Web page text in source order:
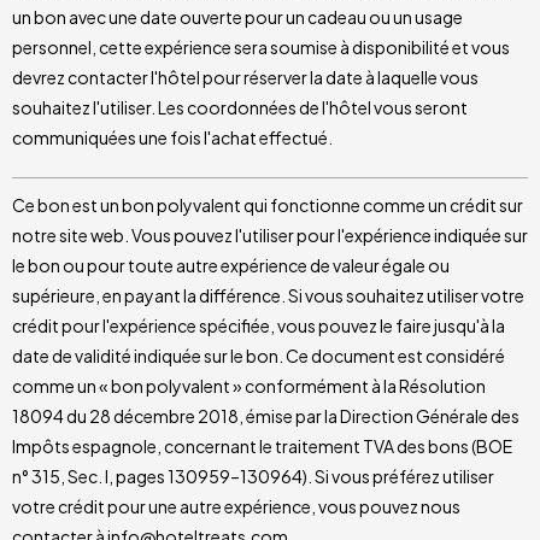
un bon avec une date ouverte pour un cadeau ou un usage
personnel, cette expérience sera soumise à disponibilité et vous
devrez contacter l'hôtel pour réserver la date à laquelle vous
souhaitez l'utiliser. Les coordonnées de l'hôtel vous seront
communiquées une fois l'achat effectué.
Ce bon est un bon polyvalent qui fonctionne comme un crédit sur
notre site web. Vous pouvez l'utiliser pour l'expérience indiquée sur
le bon ou pour toute autre expérience de valeur égale ou
supérieure, en payant la différence. Si vous souhaitez utiliser votre
crédit pour l'expérience spécifiée, vous pouvez le faire jusqu'à la
date de validité indiquée sur le bon. Ce document est considéré
comme un « bon polyvalent » conformément à la Résolution
18094 du 28 décembre 2018, émise par la Direction Générale des
Impôts espagnole, concernant le traitement TVA des bons (BOE
n° 315, Sec. I, pages 130959–130964). Si vous préférez utiliser
votre crédit pour une autre expérience, vous pouvez nous